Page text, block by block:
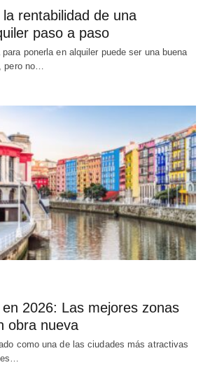
rentabilidad de una
paso a paso
ponerla en alquiler puede ser una buena
pero no…
2026: Las mejores zonas
obra nueva
como una de las ciudades más atractivas